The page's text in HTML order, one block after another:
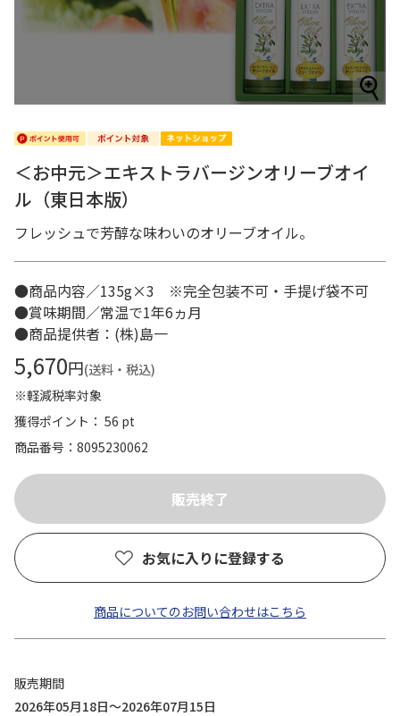
＜お中元＞エキストラバージンオリーブオイ
ル（東日本版）
フレッシュで芳醇な味わいのオリーブオイル。
●商品内容／135g×3 ※完全包装不可・手提げ袋不可
●賞味期間／常温で1年6ヵ月
●商品提供者：(株)島一
5,670円(送料・税込)
※軽減税率対象
獲得ポイント： 56 pt
商品番号
8095230062
お気に入りに登録する
商品についてのお問い合わせはこちら
販売期間
2026年05月18日～2026年07月15日